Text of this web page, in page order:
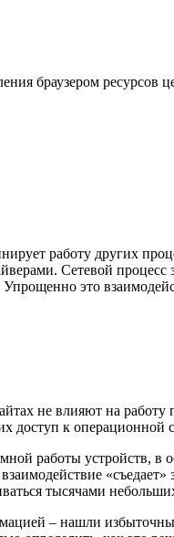
браузером ресурсов
работу других
Сетевой процесс
это
не влияют на
доступ к операционной
работы устройств,
«съедает»
тысячами
– нашли